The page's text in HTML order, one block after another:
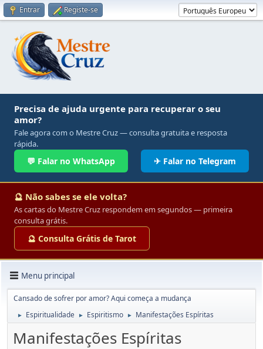
Entrar Registe-se
Precisa de ajuda urgente para recuperar o seu
amor?
Fale agora com o Mestre Cruz — consulta gratuita e resposta
rápida.
💬 Falar no WhatsApp ✈ Falar no Telegram
🔮 Não sabes se ele volta?
As cartas do Mestre Cruz respondem em segundos — primeira
consulta grátis.
🔮 Consulta Grátis de Tarot
Menu principal
Cansado de sofrer por amor? Aqui começa a mudança
► Espiritualidade ► Espiritismo ► Manifestações Espíritas
Manifestações Espíritas